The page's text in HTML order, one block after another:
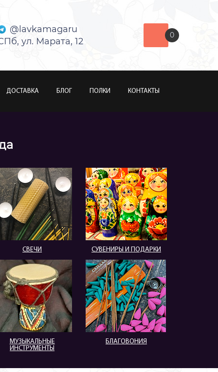
@lavkamagaru
ул. Марата, 12
0
ДОСТАВКА БЛОГ ПОЛКИ КОНТАКТЫ
СВЕЧИ СУВЕНИРЫ И ПОДАРКИ
МУЗЫКАЛЬНЫЕ
ИНСТРУМЕНТЫ
БЛАГОВОНИЯ